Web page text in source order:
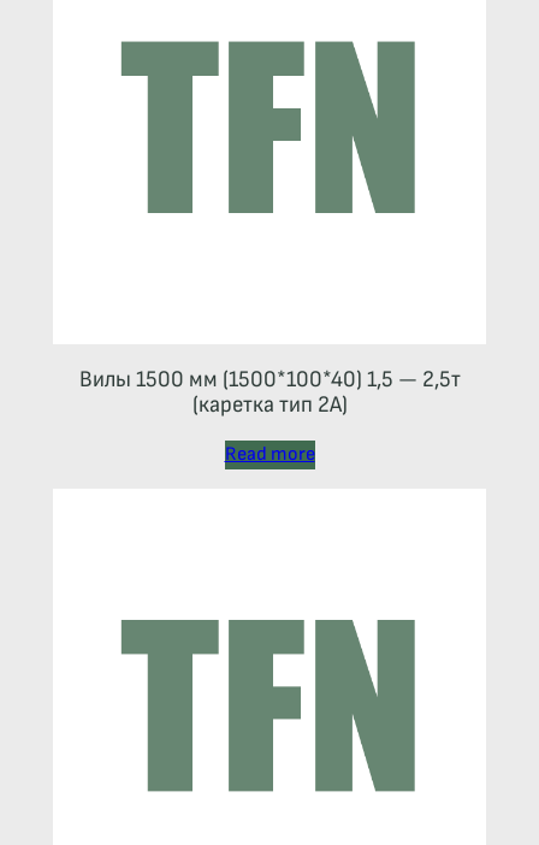
Вилы 1500 мм (1500*100*40) 1,5 — 2,5т
(каретка тип 2A)
Read more